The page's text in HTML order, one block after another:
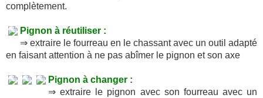
complètement.
Pignon à réutiliser :
⇒ extraire le fourreau en le chassant avec un outil adapté
en faisant attention à ne pas abîmer le pignon et son axe
Pignon à changer :
⇒ extraire le pignon avec son fourreau avec un